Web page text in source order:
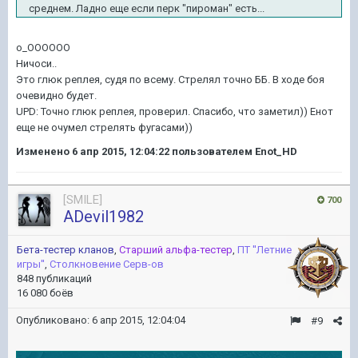
среднем. Ладно еще если перк "пироман" есть...
о_ОООООО
Ничоси..
Это глюк реплея, судя по всему. Стрелял точно ББ. В ходе боя
очевидно будет.
UPD: Точно глюк реплея, проверил. Спасибо, что заметил)) Енот
еще не очумел стрелять фугасами))
Изменено 6 апр 2015, 12:04:22 пользователем Enot_HD
700
[SMILE]
ADevil1982
Бета-тестер кланов, Старший альфа-тестер, ПТ ''Летние
игры'', Столкновение Серв-ов
848 публикаций
16 080 боёв
#9
Опубликовано: 6 апр 2015, 12:04:04